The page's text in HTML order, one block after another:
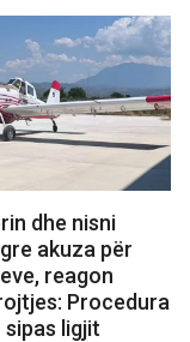
dhe nisni
akuza për
reagon
Procedura
ligjit